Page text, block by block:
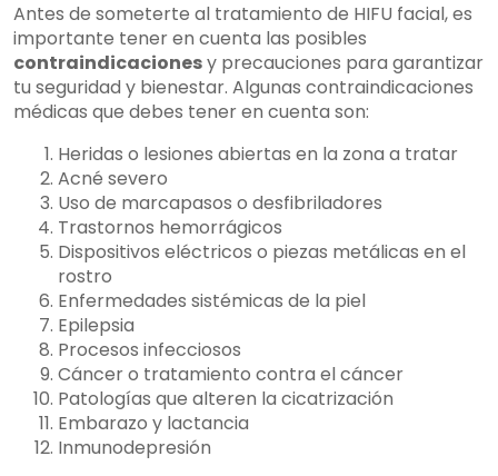
Antes de someterte al tratamiento de HIFU facial, es
importante tener en cuenta las posibles
contraindicacionesy precauciones para garantizar
tu seguridad y bienestar. Algunas contraindicaciones
médicas que debes tener en cuenta son:
Heridas o lesiones abiertas en la zona a tratar
Acné severo
Uso de marcapasos o desfibriladores
Trastornos hemorrágicos
Dispositivos eléctricos o piezas metálicas en el
rostro
Enfermedades sistémicas de la piel
Epilepsia
Procesos infecciosos
Cáncer o tratamiento contra el cáncer
Patologías que alteren la cicatrización
Embarazo y lactancia
Inmunodepresión